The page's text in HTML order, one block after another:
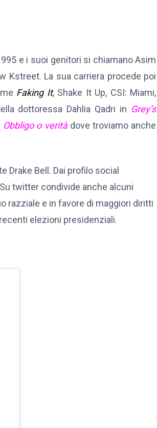
e i suoi genitori si chiamano Asim
Kstreet. La sua carriera procede poi
Faking It, Shake It Up, CSI: Miami,
dottoressa Dahlia Qadri in Grey’s
Obbligo o veritàdove troviamo anche
Drake Bell. Dai profilo social
twitter condivide anche alcuni
razziale e in favore di maggiori diritti
elezioni presidenziali.